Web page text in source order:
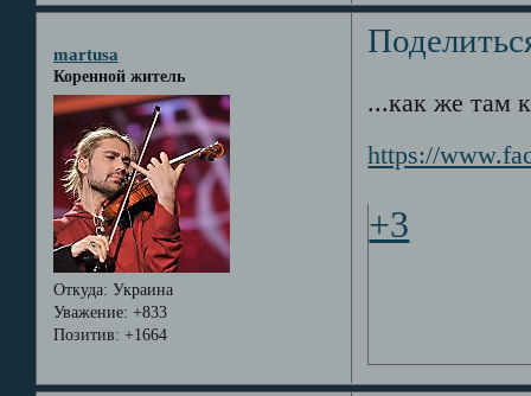
martusa
Коренной житель
Откуда: Украина
Уважение: +833
Позитив: +1664
...как же там
https://
+3